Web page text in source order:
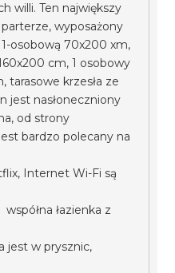
willi. Ten największy
wyposażony
osobową 70x200 xm,
cm, 1 osobowy
tarasowe krzesła ze
jest nasłoneczniony
od strony
bardzo polecany na
Internet Wi-Fi są
łazienka z
jest w prysznic,